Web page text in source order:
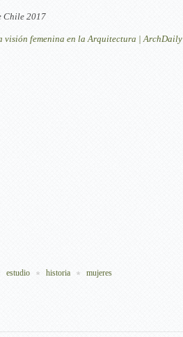
Chile 2017
visión femenina en la Arquitectura | ArchDaily
estudio historia mujeres